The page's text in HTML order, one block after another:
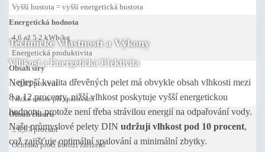
Vyšší hustota = vyšší energetická hustota
Energetická hodnota
4,6 až 5,2 kWh/kg
Energetická produktivita
Obsah síry
≤ 0,03 procent
Nízké emise při spalování
Obsah chloru
≤ 0,07 procent
Ochrana proti korozi zařízení
Technické Vlastnosti a Výkony
Vlhkost a Energetická Efektivita
Nejlepší kvalita dřevěných pelet má obvykle obsah vlhkosti mezi
8 a 12 procenty, nižší vlhkost poskytuje vyšší energetickou
hodnotu, protože není třeba strávilou energií na odpařování vody.
Naše průmyslové pelety DIN udržují vlhkost pod 10 procent,
což zajišťuje optimální spalování a minimální zbytky.